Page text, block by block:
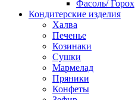
Фасоль/ Горох
Кондитерские изделия
Халва
Печенье
Козинаки
Сушки
Мармелад
Пряники
Конфеты